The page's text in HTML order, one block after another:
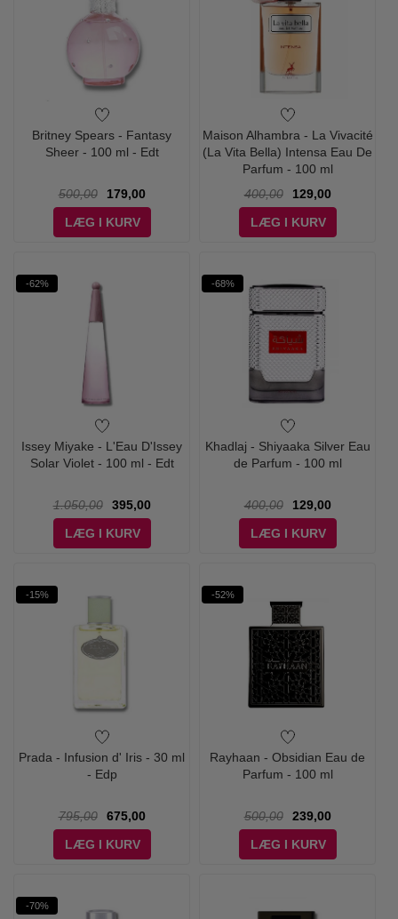
Britney Spears - Fantasy
Sheer - 100 ml - Edt
500,00
179,00
LÆG I KURV
Maison Alhambra - La Vivacité
(La Vita Bella) Intensa Eau De
Parfum - 100 ml
400,00
129,00
LÆG I KURV
-62%
Issey Miyake - L'Eau D'Issey
Solar Violet - 100 ml - Edt
1.050,00
395,00
LÆG I KURV
-68%
Khadlaj - Shiyaaka Silver Eau
de Parfum - 100 ml
400,00
129,00
LÆG I KURV
-15%
Prada - Infusion d' Iris - 30 ml
- Edp
795,00
675,00
LÆG I KURV
-52%
Rayhaan - Obsidian Eau de
Parfum - 100 ml
500,00
239,00
LÆG I KURV
-70%